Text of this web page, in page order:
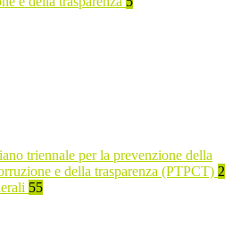
triennale per la prevenzione della
e della trasparenza (PTPCT) 2
55